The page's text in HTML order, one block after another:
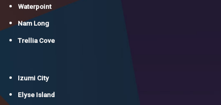
Waterpoint
Nam Long
Trellia Cove
Izumi City
Elyse Island